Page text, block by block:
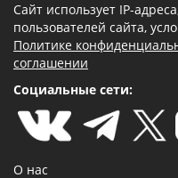
Сайт использует IP-
пользователей сайта,
Политике
соглашении
Социальные сети:
О нас